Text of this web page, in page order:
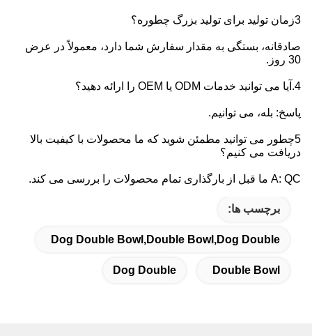
3زمان تولید برای تولید بزرگ چطوره؟
صادقانه، بستگی به مقدار سفارش شما دارد، معمولاً در عرض
30 روز.
4.آیا می توانید خدمات ODM یا OEM را ارائه دهید؟
پاسخ: بله، می توانیم.
5چطور می توانید مطمئن شوید که ما محصولات با کیفیت بالا
دریافت می کنیم؟
A: QC ما قبل از بارگذاری تمام محصولات را بررسی می کند.
برچسب ها:
Dog Double Bowl,Double Bowl,Dog Double
Double Bowl
Dog Double